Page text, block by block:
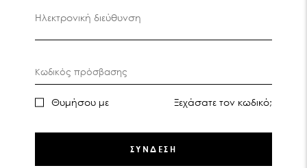
Ηλεκτρονική διεύθυνση
Κωδικός πρόσβασης
Θυμήσου με Ξεχάσατε τον κωδικό;
ΣΥΝΔΕΣΗ